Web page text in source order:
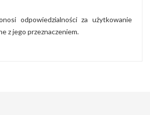
odpowiedzialności za użytkowanie
z jego przeznaczeniem.